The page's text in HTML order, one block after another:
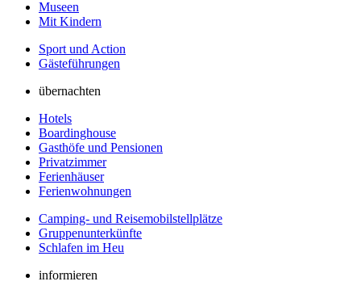
Museen
Mit Kindern
Sport und Action
Gästeführungen
übernachten
Hotels
Boardinghouse
Gasthöfe und Pensionen
Privatzimmer
Ferienhäuser
Ferienwohnungen
Camping- und Reisemobilstellplätze
Gruppenunterkünfte
Schlafen im Heu
informieren